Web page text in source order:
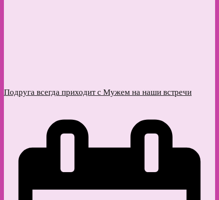
Подруга всегда приходит с Мужем на наши встречи